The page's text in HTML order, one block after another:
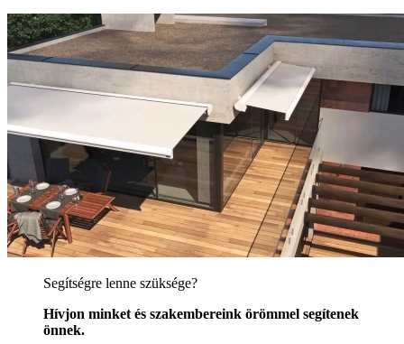
Segítségre lenne szüksége?
Hívjon minket és szakembereink örömmel segítenek
önnek.